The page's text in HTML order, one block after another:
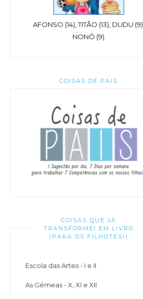
AFONSO (14), TITÃO (13), DUDU (9),
NONÔ (9)
COISAS DE PAIS
COISAS QUE JÁ
TRANSFORMEI EM LIVRO
(PARA OS FILHOTES!)
Escola das Artes - I e II
As Gémeas - X, XI e XII